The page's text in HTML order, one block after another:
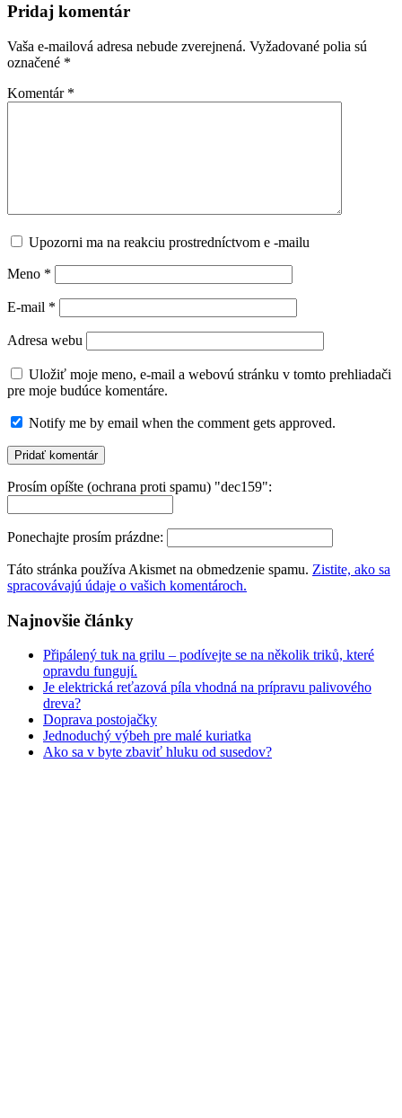
Pridaj komentár
Vaša e-mailová adresa nebude zverejnená. Vyžadované polia sú
označené *
Komentár *
Upozorni ma na reakciu prostredníctvom e -mailu
Meno *
E-mail *
Adresa webu
Uložiť moje meno, e-mail a webovú stránku v tomto prehliadači
pre moje budúce komentáre.
Notify me by email when the comment gets approved.
Prosím opíšte (ochrana proti spamu) "dec159":
Ponechajte prosím prázdne:
Táto stránka používa Akismet na obmedzenie spamu. Zistite, ako sa
spracovávajú údaje o vašich komentároch.
Najnovšie články
Připálený tuk na grilu – podívejte se na několik triků, které
opravdu fungují.
Je elektrická reťazová píla vhodná na prípravu palivového
dreva?
Doprava postojačky
Jednoduchý výbeh pre malé kuriatka
Ako sa v byte zbaviť hluku od susedov?